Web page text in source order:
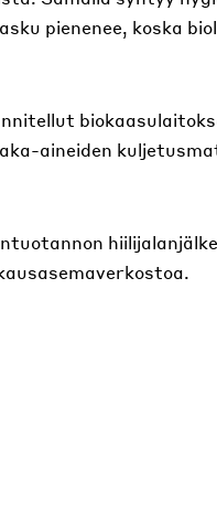
pienenee, koska
aineiden